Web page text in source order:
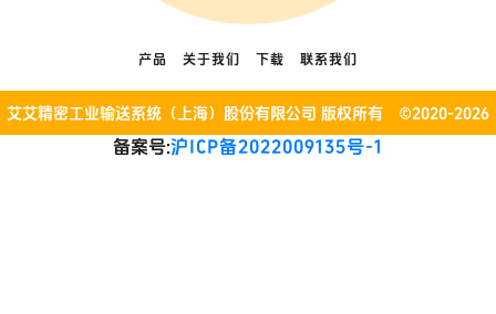
产品 关于我们 下载 联系我们
艾艾精密工业输送系统（上海）股份有限公司 版权所有 ©2020-2026
备案号:沪ICP备2022009135号-1